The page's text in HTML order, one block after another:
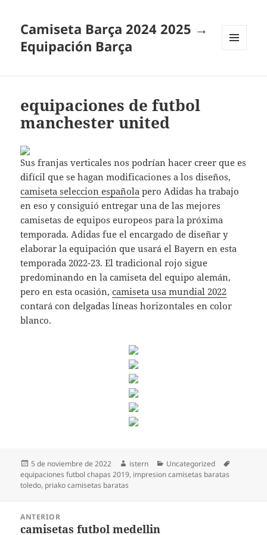
Camiseta Barça 2024 2025 →
Equipación Barça
equipaciones de futbol
manchester united
Sus franjas verticales nos podrían hacer creer que es
difícil que se hagan modificaciones a los diseños,
camiseta seleccion española pero Adidas ha trabajo
en eso y consiguió entregar una de las mejores
camisetas de equipos europeos para la próxima
temporada. Adidas fue el encargado de diseñar y
elaborar la equipación que usará el Bayern en esta
temporada 2022-23. El tradicional rojo sigue
predominando en la camiseta del equipo alemán,
pero en esta ocasión,camiseta usa mundial 2022
contará con delgadas líneas horizontales en color
blanco.
Publicado
el
5 de noviembre de 2022 Autor
istern Categorías
Uncategorized
equipaciones futbol chapas 2019, impresion camisetas baratas
toledo, priako camisetas baratas
ANTERIOR
Entrada
camisetas futbol medellin